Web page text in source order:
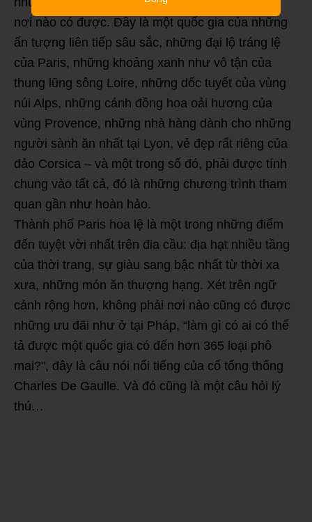
nơi nào có được. Đây là một quốc gia của những
ấn tượng liên tiếp sâu sắc, những đại lộ tráng lệ
của Paris, những khoảng xanh như vô tận của
thung lũng sông Loire, những dốc tuyết của vùng
núi Alps, những cánh đồng hoa oải hương của
vùng Provence, những nhà hàng dành cho những
người sành ăn nhất tại Lyon, vẻ đẹp rất riêng của
đảo Corsica – và một trong số đó, phải được tính
chung vào tất cả, đó là những chương trình tham
quan gần như hoàn hảo.
Thành phố Paris hoa lệ là một trong những điểm
đến tuyệt vời nhất trên đia cầu: địa hạt nhiều tầng
của thời trang, sự giàu sang bậc nhất từ thời xa
xưa, những món ăn thượng hạng. Xét trên ngữ
cảnh rộng hơn, không phải nơi nào cũng có được
những ưu đãi như ở tại Pháp, “làm gì có ai có thể
tả được một quốc gia có đến hơn 365 loại phô
mai?”, đây là câu nói nổi tiếng của cố tổng thống
Charles De Gaulle. Và đó cũng là một câu hỏi lý
thú…